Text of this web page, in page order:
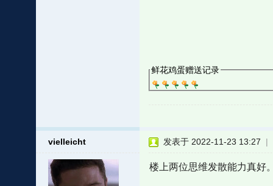
鲜花鸡蛋赠送记录
vielleicht 发表于 2022-11-23 13:27 |
楼上两位思维发散能力真好